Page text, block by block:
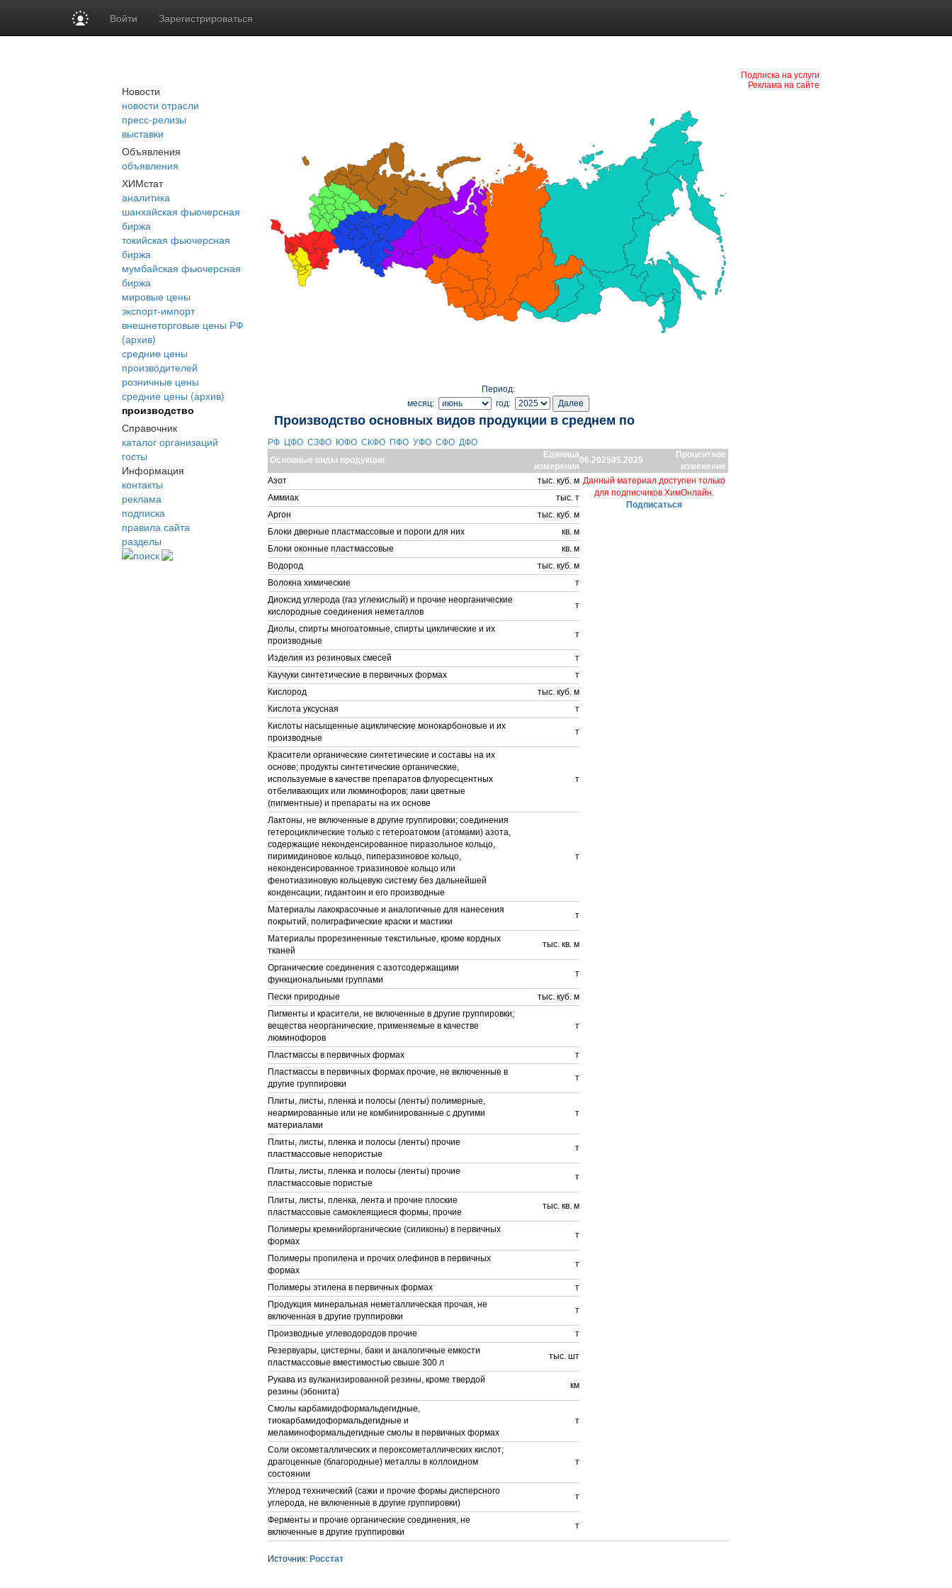
Войти Зарегистрироваться
Новости
новости отрасли
пресс-релизы
выставки
Объявления
объявления
ХИМстат
аналитика
шанхайская фьючерсная
биржа
токийская фьючерсная
биржа
мумбайская фьючерсная
биржа
мировые цены
экспорт-импорт
внешнеторговые цены РФ
(архив)
средние цены
производителей
розничные цены
средние цены (архив)
производство
Справочник
каталог организаций
госты
Информация
контакты
реклама
подписка
правила сайта
разделы
поиск
Подписка на услуги
Реклама на сайте
Период:
месяц:
год:
Производство основных видов продукции в среднем по
РФ ЦФО СЗФО ЮФО СКФО ПФО УФО СФО ДФО
Основные виды продукции
Единица
измерения
06.202505.2025
Процентное
изменение
Азот
тыс. куб. м Данный материал доступен только
для подписчиков ХимОнлайн.
Подписаться
Аммиак
тыс. т
Аргон
тыс. куб. м
Блоки дверные пластмассовые и пороги для них
кв. м
Блоки оконные пластмассовые
кв. м
Водород
тыс. куб. м
Волокна химические
т
Диоксид углерода (газ углекислый) и прочие неорганические
кислородные соединения неметаллов
т
Диолы, спирты многоатомные, спирты циклические и их
производные
т
Изделия из резиновых смесей
т
Каучуки синтетические в первичных формах
т
Кислород
тыс. куб. м
Кислота уксусная
т
Кислоты насыщенные ациклические монокарбоновые и их
производные
т
Красители органические синтетические и составы на их
основе; продукты синтетические органические,
используемые в качестве препаратов флуоресцентных
отбеливающих или люминофоров; лаки цветные
(пигментные) и препараты на их основе
т
Лактоны, не включенные в другие группировки; соединения
гетероциклические только с гетероатомом (атомами) азота,
содержащие неконденсированное пиразольное кольцо,
пиримидиновое кольцо, пиперазиновое кольцо,
неконденсированное триазиновое кольцо или
фенотиазиновую кольцевую систему без дальнейшей
конденсации; гидантоин и его производные
т
Материалы лакокрасочные и аналогичные для нанесения
покрытий, полиграфические краски и мастики
т
Материалы прорезиненные текстильные, кроме кордных
тканей
тыс. кв. м
Органические соединения с азотсодержащими
функциональными группами
т
Пески природные
тыс. куб. м
Пигменты и красители, не включенные в другие группировки;
вещества неорганические, применяемые в качестве
люминофоров
т
Пластмассы в первичных формах
т
Пластмассы в первичных формах прочие, не включенные в
другие группировки
т
Плиты, листы, пленка и полосы (ленты) полимерные,
неармированные или не комбинированные с другими
материалами
т
Плиты, листы, пленка и полосы (ленты) прочие
пластмассовые непористые
т
Плиты, листы, пленка и полосы (ленты) прочие
пластмассовые пористые
т
Плиты, листы, пленка, лента и прочие плоские
пластмассовые самоклеящиеся формы, прочие
тыс. кв. м
Полимеры кремнийорганические (силиконы) в первичных
формах
т
Полимеры пропилена и прочих олефинов в первичных
формах
т
Полимеры этилена в первичных формах
т
Продукция минеральная неметаллическая прочая, не
включенная в другие группировки
т
Производные углеводородов прочие
т
Резервуары, цистерны, баки и аналогичные емкости
пластмассовые вместимостью свыше 300 л
тыс. шт
Рукава из вулканизированной резины, кроме твердой
резины (эбонита)
км
Смолы карбамидоформальдегидные,
тиокарбамидоформальдегидные и
меламиноформальдегидные смолы в первичных формах
т
Соли оксометаллических и пероксометаллических кислот;
драгоценные (благородные) металлы в коллоидном
состоянии
т
Углерод технический (сажи и прочие формы дисперсного
углерода, не включенные в другие группировки)
т
Ферменты и прочие органические соединения, не
включенные в другие группировки
т
Источник: Росстат